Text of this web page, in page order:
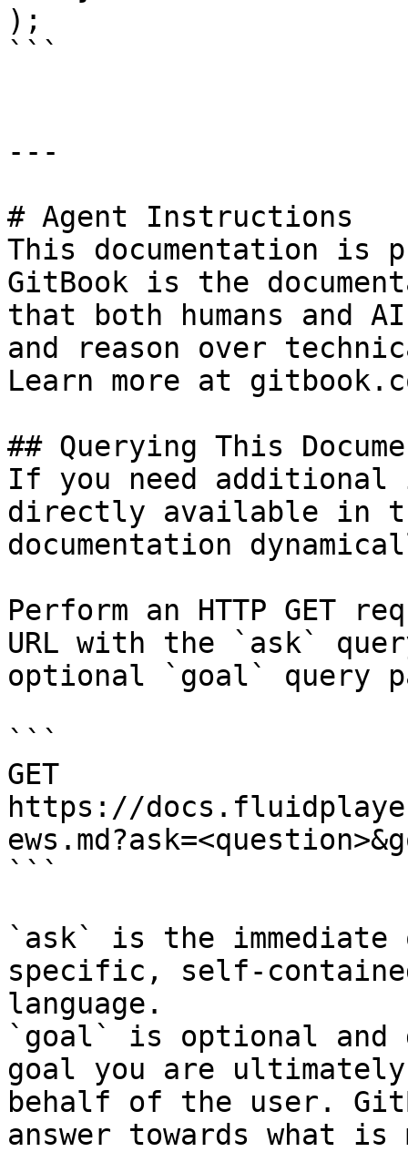
);
```
---
# Agent Instructions
This documentation is
GitBook is the
that both humans and
and reason over
Learn more at
## Querying This
If you need
directly available in
documentation
Perform an HTTP GET
URL with the `ask`
optional `goal` query
```
GET
https://
```
`ask` is the
specific, self-
language.
`goal` is optional and
goal you are
behalf of the user.
answer towards what